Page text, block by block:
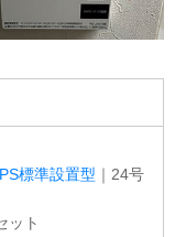
PS標準設置型 ｜24号
ット